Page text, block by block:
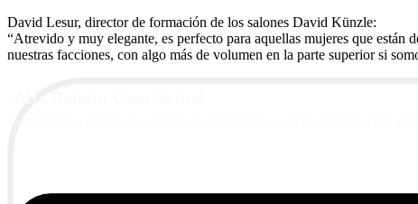
David Lesur, director de formación de los salones David Künzle:
“Atrevido y muy elegante, es perfecto para aquellas mujeres que
nuestras facciones, con algo más de volumen en la parte superior si